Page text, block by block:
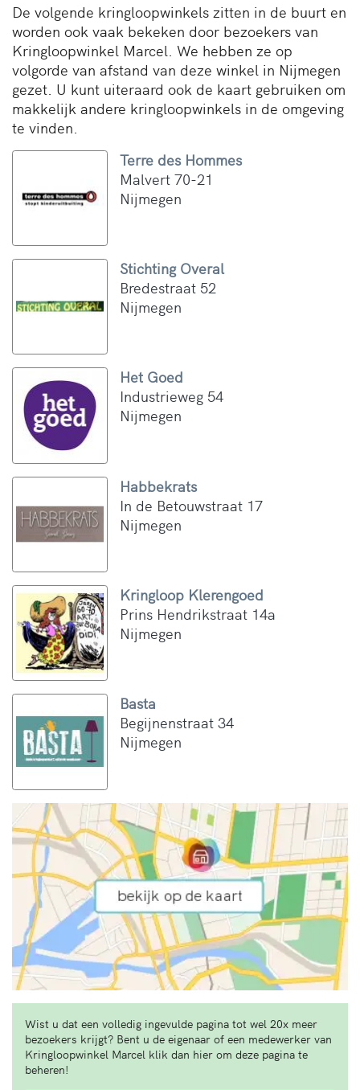
Wist u dat een volledig ingevulde pagina tot wel 20x meer
bezoekers krijgt? Bent u de eigenaar of een medewerker van
Kringloopwinkel Marcel klik dan hier om deze pagina te
beheren!
De volgende kringloopwinkels zitten in de buurt en
worden ook vaak bekeken door bezoekers van
Kringloopwinkel Marcel. We hebben ze op
volgorde van afstand van deze winkel in Nijmegen
gezet. U kunt uiteraard ook de kaart gebruiken om
makkelijk andere kringloopwinkels in de omgeving
te vinden.
Terre des Hommes
Malvert 70-21
Nijmegen
Stichting Overal
Bredestraat 52
Nijmegen
Het Goed
Industrieweg 54
Nijmegen
Habbekrats
In de Betouwstraat 17
Nijmegen
Kringloop Klerengoed
Prins Hendrikstraat 14a
Nijmegen
Basta
Begijnenstraat 34
Nijmegen